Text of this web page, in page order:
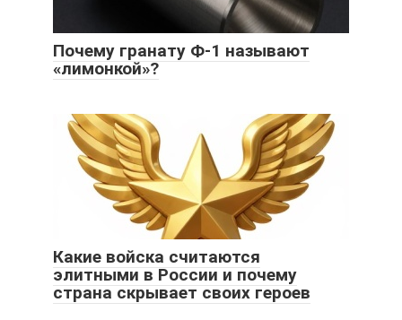
Почему гранату Ф-1 называют
«лимонкой»?
Какие войска считаются
элитными в России и почему
страна скрывает своих героев